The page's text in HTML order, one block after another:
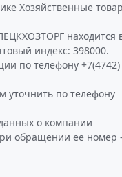
Хозяйственные
находится
индекс: 398000.
по телефону +7(4742)
по телефону
о компании
обращении ее номер -